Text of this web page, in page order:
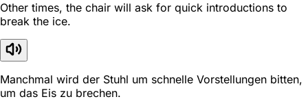
Other times, the chair will ask for quick introductions to
break the ice.
Manchmal wird der Stuhl um schnelle Vorstellungen bitten,
um das Eis zu brechen.